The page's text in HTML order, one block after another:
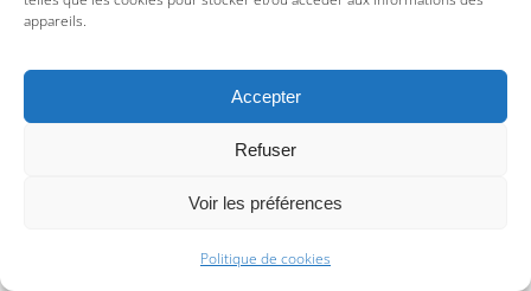
appareils.
Accepter
Refuser
Voir les préférences
Politique de cookies